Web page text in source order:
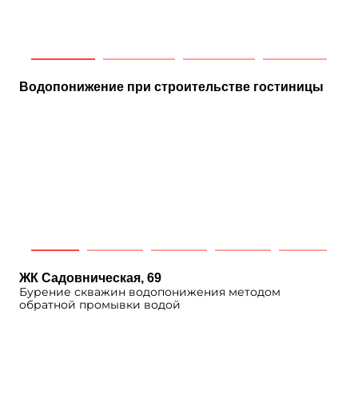
Водопонижение при строительстве гостиницы
ЖК Садовническая, 69
Бурение скважин водопонижения методом
обратной промывки водой